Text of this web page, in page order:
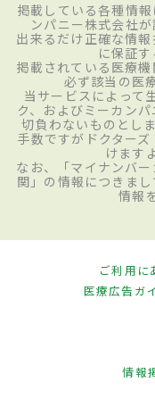
掲載している各種情
ンパニー株式会社
出来るだけ正確な情
に保証
掲載されている医療
必ず該当の医
当サービスによって
ク、およびミーカン
切負わないものとし
手数ですがドクター
けます
なお、「マイナンバ
関」の情報につきま
情報
ご利用に
医療広告ガ
情報